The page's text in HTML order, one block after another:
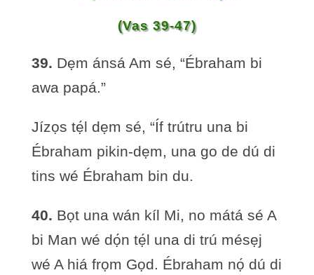
(Vas 39-47)
39. Dẹm ánsá Am sé, “Ébraham bi
awa papá.”
Jízọs tẹ́l dẹm sé, “Íf trútru una bi
Ébraham pikin-dẹm, una go de dú di
tins wé Ébraham bin du.
40. Bọt una wán kíl Mi, no mátá sé A
bi Man wé dọ́n tẹ́l una di trú mésẹj
wé A hiá frọm Gọd. Ébraham nọ́ dú di